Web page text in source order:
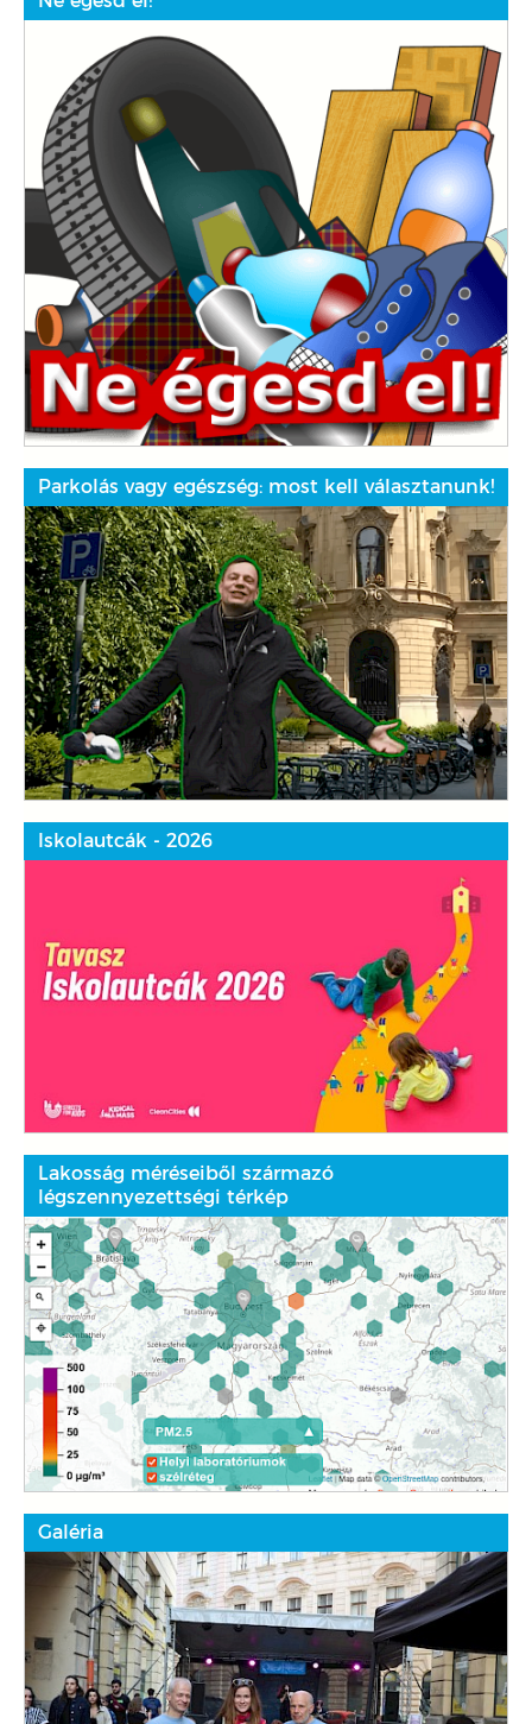
Parkolás vagy egészség: most kell választanunk!
Iskolautcák - 2026
Lakosság méréseiből származó
légszennyezettségi térkép
Galéria